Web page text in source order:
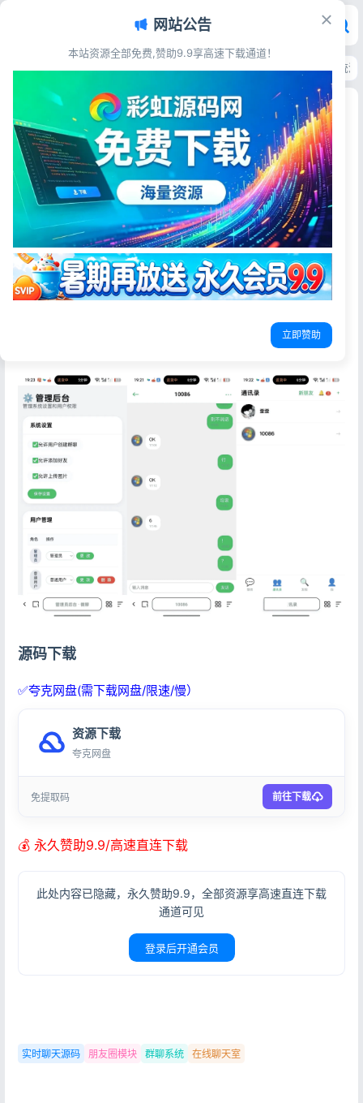
首页>源码资源>聊天通讯>带后台管理朋友圈群聊功能的在线聊天室系统源
带后台管理朋友圈群聊功能的在线聊天室系统源码
彩虹源码网
2026-06-20更新于2026-06-20 19阅读
源码简介
集成后台管控、多人群聊、个人朋友圈动态的在线聊天室完
整源码，源码完整可用，上手简单，一站式搭建多功能社交
聊天站点。
基本功能都实现了，上传服务器访问install.php安装
源码下载
✅夸克网盘(需下载网盘/限速/慢）
资源下载
夸克网盘
免提取码 前往下载
💰 永久赞助9.9/高速直连下载
此处内容已隐藏，永久赞助9.9，全部资源享高速直连下载
通道可见
登录后开通会员
实时聊天源码 朋友圈模块 群聊系统 在线聊天室
网站公告
本站资源全部免费,赞助9.9享高速下载通道！
立即赞助